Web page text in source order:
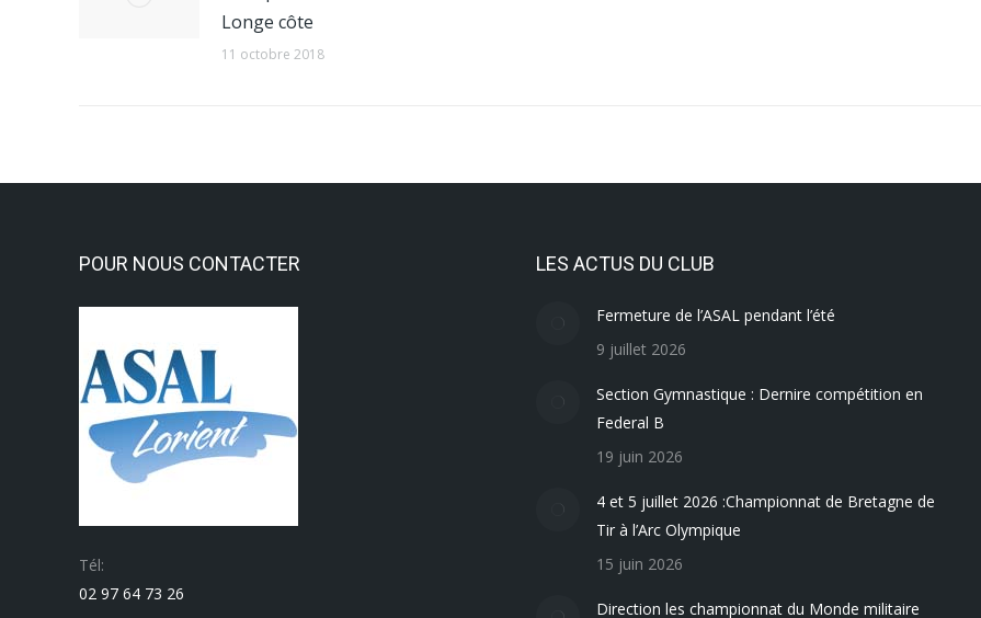
Longe côte
11 octobre 2018
POUR NOUS CONTACTER
Tél:
02 97 64 73 26
LES ACTUS DU CLUB
Fermeture de l’ASAL pendant l’été
9 juillet 2026
Section Gymnastique : Dernire compétition en
Federal B
19 juin 2026
4 et 5 juillet 2026 :Championnat de Bretagne de
Tir à l’Arc Olympique
15 juin 2026
Direction les championnat du Monde militaire